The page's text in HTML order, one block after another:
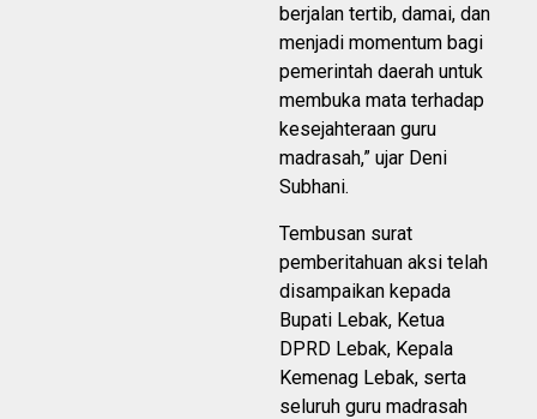
berjalan tertib, damai, dan
menjadi momentum bagi
pemerintah daerah untuk
membuka mata terhadap
kesejahteraan guru
madrasah,” ujar Deni
Subhani.
Tembusan surat
pemberitahuan aksi telah
disampaikan kepada
Bupati Lebak, Ketua
DPRD Lebak, Kepala
Kemenag Lebak, serta
seluruh guru madrasah